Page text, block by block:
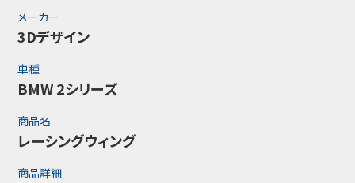
メーカー
3Dデザイン
車種
BMW 2シリーズ
商品名
レーシングウィング
商品詳細